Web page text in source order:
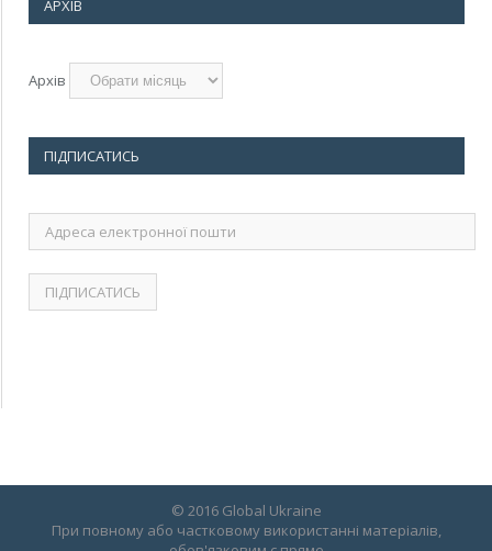
АРХІВ
Архів
ПІДПИСАТИСЬ
Адреса
електронної
© 2016 Global Ukraine
При повному або частковому використанні матеріалів,